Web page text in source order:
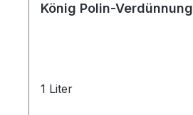
König Polin-Verdünnung
1 Liter